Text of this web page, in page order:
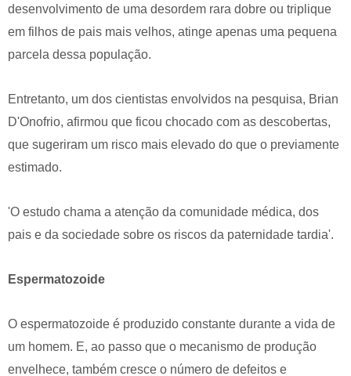
desenvolvimento de uma desordem rara dobre ou triplique
em filhos de pais mais velhos, atinge apenas uma pequena
parcela dessa população.
Entretanto, um dos cientistas envolvidos na pesquisa, Brian
D'Onofrio, afirmou que ficou chocado com as descobertas,
que sugeriram um risco mais elevado do que o previamente
estimado.
'O estudo chama a atenção da comunidade médica, dos
pais e da sociedade sobre os riscos da paternidade tardia'.
Espermatozoide
O espermatozoide é produzido constante durante a vida de
um homem. E, ao passo que o mecanismo de produção
envelhece, também cresce o número de defeitos e